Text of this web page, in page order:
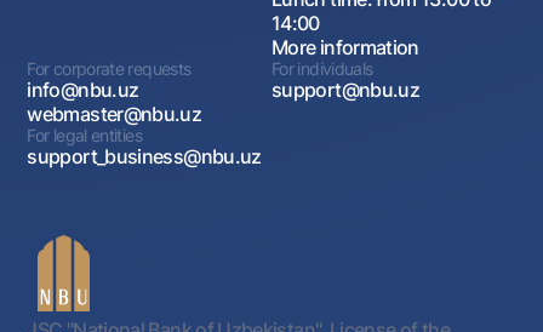
14:00
More information
For corporate requests
info@nbu.uz
webmaster@nbu.uz
For individuals
support@nbu.uz
For legal entities
support_business@nbu.uz